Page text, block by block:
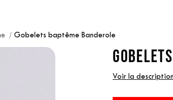
Gobelets baptême Banderole
Voir la description